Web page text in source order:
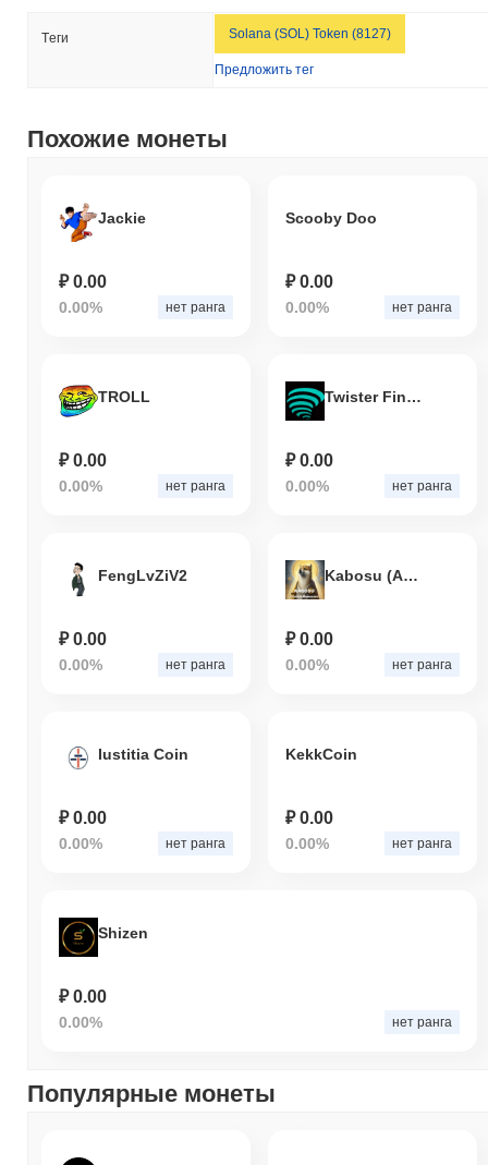
Tеги Solana (SOL) Token (8127)
Предложить тег
Похожие монеты
Jackie
₽ 0.00
0.00% нет ранга
Scooby Doo
₽ 0.00
0.00% нет ранга
TROLL
₽ 0.00
0.00% нет ранга
Twister Finance
₽ 0.00
0.00% нет ранга
FengLvZiV2
₽ 0.00
0.00% нет ранга
Kabosu (Arbitrum)
₽ 0.00
0.00% нет ранга
Iustitia Coin
₽ 0.00
0.00% нет ранга
KekkCoin
₽ 0.00
0.00% нет ранга
Shizen
₽ 0.00
0.00% нет ранга
Популярные монеты